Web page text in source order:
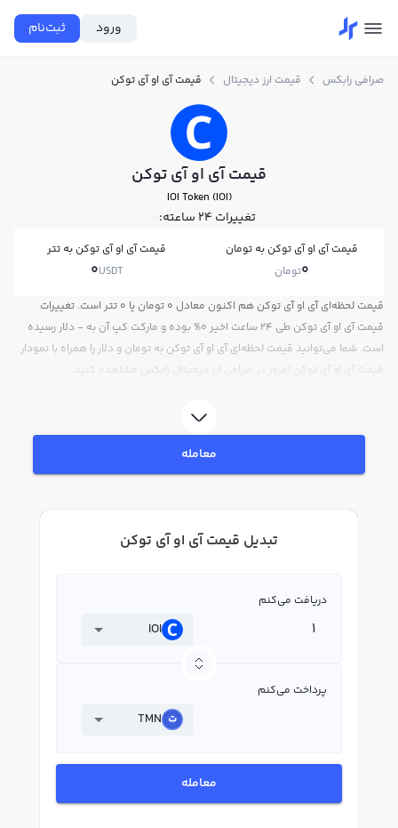
ورود ثبت‌نام
صرافی رابکس قیمت ارز دیجیتال قیمت آی او آی توکن
قیمت آی او آی توکن
IOI Token (IOI)
تغییرات ۲۴ ساعته: 0%
قیمت آی او آی توکن به تومان
0تومان
قیمت آی او آی توکن به تتر
0USDT
قیمت لحظه‌ای آی او آی توکن هم اکنون معادل 0 تومان یا 0 تتر است. تغییرات
قیمت آی او آی توکن طی 24 ساعت اخیر 0% بوده و مارکت کپ آن به - دلار رسیده
است. شما می‌توانید قیمت لحظه‌ای آی او آی توکن به تومان و دلار را همراه با نمودار
قیمت آی او آی توکن امروز در صرافی ارز دیجیتال رابکس مشاهده کنید.
معامله
تبدیل قیمت آی او آی توکن
دریافت می‌کنم
IOI
پرداخت می‌کنم
TMN
معامله